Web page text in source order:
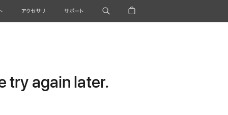
アクセサリ サポート
try again later.